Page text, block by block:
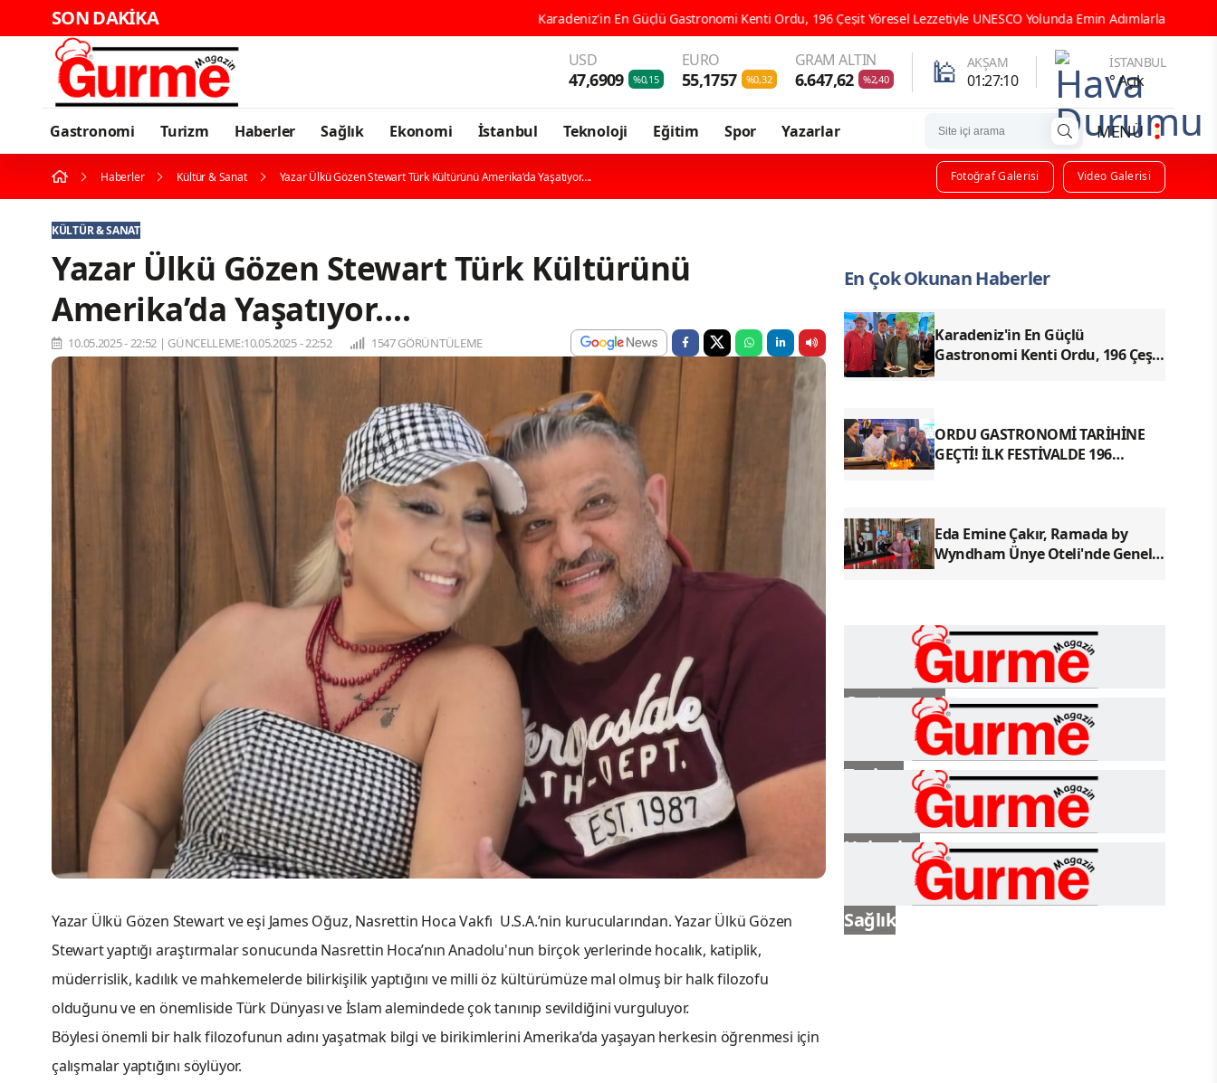
SON DAKİKA Karadeniz'in En Güçlü Gastronomi Kenti Ordu, 196 Çeşit Yöresel Lezzetiyle UNESCO Yolunda Emin Adımlarla İlerliyor ORDU GASTRONOMİ TARİHİNE
USD
47,6909 %0,15
EURO
55,1757 %0,32
GRAM ALTIN
6.647,62 %2,40 🕌 AKŞAM
01:27:07
İSTANBUL
° Açık
Gastronomi Turizm Haberler Sağlık Ekonomi İstanbul Teknoloji Eğitim Spor Yazarlar MENÜ
Haberler Kültür & Sanat Yazar Ülkü Gözen Stewart Türk Kültürünü Amerika’da Yaşatıyor…. Fotoğraf Galerisi Video Galerisi
KÜLTÜR & SANAT
Yazar Ülkü Gözen Stewart Türk Kültürünü
Amerika’da Yaşatıyor….
10.05.2025 - 22:52 | GÜNCELLEME:10.05.2025 - 22:52 1547 GÖRÜNTÜLEME
Yazar Ülkü Gözen Stewart ve eşi James Oğuz, Nasrettin Hoca Vakfı U.S.A.’nin kurucularından. Yazar Ülkü Gözen
Stewart yaptığı araştırmalar sonucunda Nasrettin Hoca’nın Anadolu'nun birçok yerlerinde hocalık, katiplik,
müderrislik, kadılık ve mahkemelerde bilirkişilik yaptığını ve milli öz kültürümüze mal olmuş bir halk filozofu
olduğunu ve en önemliside Türk Dünyası ve İslam alemindede çok tanınıp sevildiğini vurguluyor.
Böylesi önemli bir halk filozofunun adını yaşatmak bilgi ve birikimlerini Amerika’da yaşayan herkesin öğrenmesi için
çalışmalar yaptığını söylüyor.
En Çok Okunan Haberler
Karadeniz'in En Güçlü
Gastronomi Kenti Ordu, 196 Çeşit
ORDU GASTRONOMİ TARİHİNE
GEÇTİ! İLK FESTİVALDE 196
Eda Emine Çakır, Ramada by
Wyndham Ünye Oteli'nde Genel
Gastronomi
Turizm
Haberler
Sağlık